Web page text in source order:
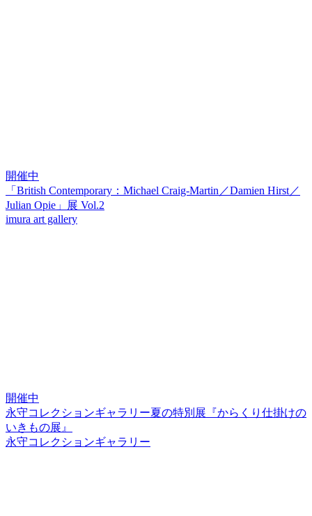
開催中
「British Contemporary：Michael Craig-Martin／Damien Hirst／
Julian Opie」展 Vol.2
imura art gallery
開催中
永守コレクションギャラリー夏の特別展『からくり仕掛けの
いきもの展』
永守コレクションギャラリー